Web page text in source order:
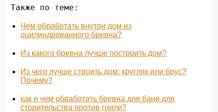
Также по теме:
Чем обработать внутри дом из
оцилиндрованного бревна?
Из какого бревна лучше построить дом?
Из чего лучше строить дом: кругляк или брус?
Почему?
как и чем обработать бревна для бани для
сторительства против гнили?